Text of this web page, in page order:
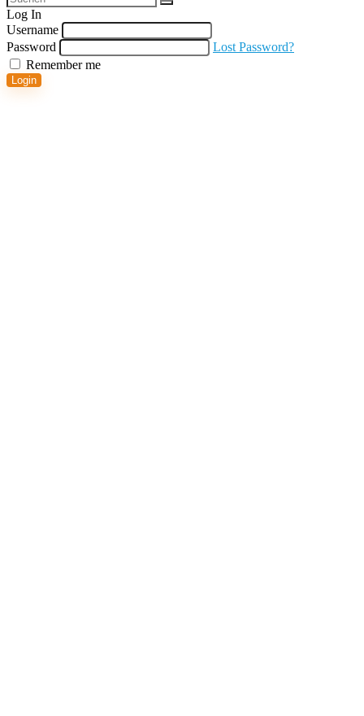
Log In
Username
Password
Lost Password?
Remember me
Login